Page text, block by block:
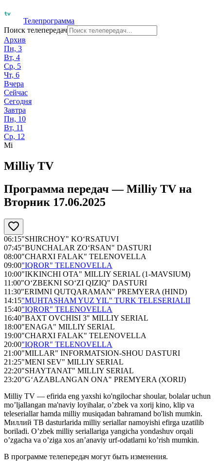
Телепрограмма
Поиск телепередач
Архив
Пн, 3
Вт, 4
Ср, 5
Чт, 6
Вчера
Сейчас
Сегодня
Завтра
Пн, 10
Вт, 11
Ср, 12
Mi
Milliy TV
Программа передач —Milliy TV на
Вторник 17.06.2025
06:15"SHIRCHOY" KO‘RSATUVI
07:45"BUNCHALAR ZO‘RSAN" DASTURI
08:00"CHARXI FALAK" TELENOVELLA
09:00"IQROR" TELENOVELLA
10:00"IKKINCHI OTA" MILLIY SERIAL (1-MAVSIUM)
11:00"O‘ZBEKNI SO‘ZI QIZIQ" DASTURI
11:30"ERIMNI QUTQARAMAN" PREMYERA (HIND)
14:15"MUHTASHAM YUZ YIL" TURK TELESERIALII
15:40"IQROR" TELENOVELLA
16:40"BAXT OVCHISI 3" MILLIY SERIAL
18:00"ENAGA" MILLIY SERIAL
19:00"CHARXI FALAK" TELENOVELLA
20:00"IQROR" TELENOVELLA
21:00"MILLAR" INFORMATSION-SHOU DASTURI
21:25"MENI SEV" MILLIY SERIAL
22:20"SHAYTANAT" MILLIY SERIAL
23:20"G‘AZABLANGAN ONA" PREMYERA (XORIJ)
Milliy TV — efirida eng yaxshi ko'ngilochar shoular, bolalar uchun
mo’ljallangan ma'naviy loyihalar, o’zbek va xorij kino, klip va
teleseriallar hamda milliy musiqadan bahramand bo'lish mumkin.
Миллий ТВ dasturlarida milliy seriallar namoyishi efirga uzatilib
boriladi. O’zbek milliy seriallariga yangicha yondashuv orqali
o’zgacha va o’ziga xos an’anaviy urf-odatlarni ko’rish mumkin.
В программе телепередач могут быть изменения.